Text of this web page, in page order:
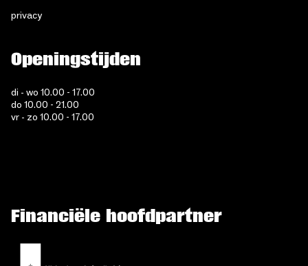
privacy
Openingstijden
di - wo 10.00 - 17.00
do 10.00 - 21.00
vr - zo 10.00 - 17.00
Financiële hoofdpartner